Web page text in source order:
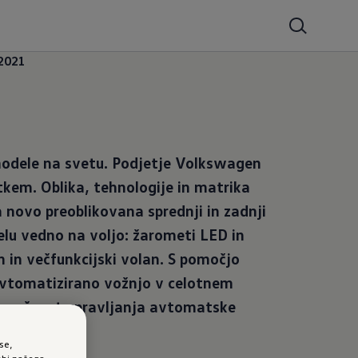
na svetu. Podjetje Volkswagen
Oblika, tehnologije in matrika
preoblikovana sprednji in zadnji
vedno na voljo: žarometi LED in
večfunkcijski volan. S pomočjo
vožnjo v celotnem
upravljanja avtomatske